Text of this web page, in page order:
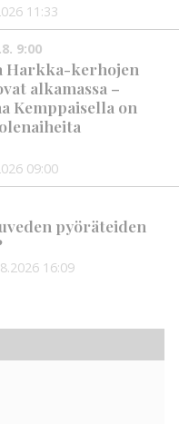
11:33
9:00
Harkka-kerhojen
alkamassa –
Kemppaisella on
09:00
pyöräteiden
16:09